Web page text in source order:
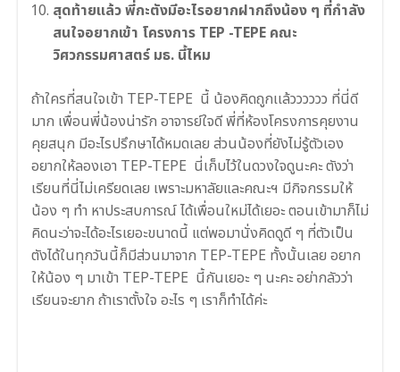
สุดท้ายแล้ว พี่กะตังมีอะไรอยากฝากถึงน้อง ๆ ที่กำลัง
สนใจอยากเข้า โครงการ TEP -TEPE คณะ
วิศวกรรมศาสตร์ มธ. นี้ไหม
ถ้าใครที่สนใจเข้า TEP-TEPE นี้ น้องคิดถูกเเล้วววววว ที่นี่ดี
มาก เพื่อนพี่น้องน่ารัก อาจารย์ใจดี พี่ที่ห้องโครงการคุยงาน
คุยสนุก มีอะไรปรึกษาได้หมดเลย ส่วนน้องที่ยังไม่รู้ตัวเอง
อยากให้ลองเอา TEP-TEPE นี่เก็บไว้ในดวงใจดูนะคะ ตังว่า
เรียนที่นี่ไม่เครียดเลย เพราะมหาลัยและคณะฯ มีกิจกรรมให้
น้อง ๆ ทำ หาประสบการณ์ ได้เพื่อนใหม่ได้เยอะ ตอนเข้ามาก็ไม่
คิดนะว่าจะได้อะไรเยอะขนาดนี้ แต่พอมานั่งคิดดูดี ๆ ที่ตัวเป็น
ตังได้ในทุกวันนี้ก็มีส่วนมาจาก TEP-TEPE ทั้งนั้นเลย อยาก
ให้น้อง ๆ มาเข้า TEP-TEPE นี้กันเยอะ ๆ นะคะ อย่ากลัวว่า
เรียนจะยาก ถ้าเราตั้งใจ อะไร ๆ เราก็ทำได้ค่ะ